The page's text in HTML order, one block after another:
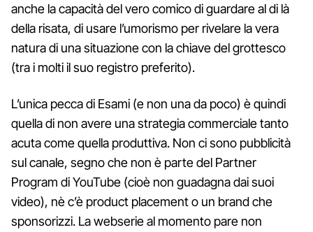
anche la capacità del vero comico di guardare al di là
della risata, di usare l’umorismo per rivelare la vera
natura di una situazione con la chiave del grottesco
(tra i molti il suo registro preferito).
L’unica pecca di Esami (e non una da poco) è quindi
quella di non avere una strategia commerciale tanto
acuta come quella produttiva. Non ci sono pubblicità
sul canale, segno che non è parte del Partner
Program di YouTube (cioè non guadagna dai suoi
video), nè c’è product placement o un brand che
sponsorizzi. La webserie al momento pare non